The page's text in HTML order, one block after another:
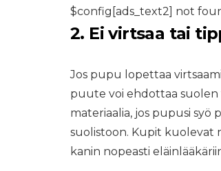
$config[ads_text2] not
2. Ei virtsaa tai
Jos pupu lopettaa
puute voi ehdottaa
materiaalia, jos pupusi syö
suolistoon. Kupit kuolevat
kanin nopeasti